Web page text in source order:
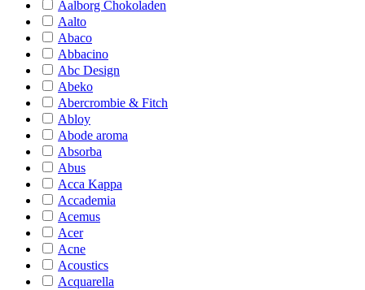
Aalborg Chokoladen
Aalto
Abaco
Abbacino
Abc Design
Abeko
Abercrombie & Fitch
Abloy
Abode aroma
Absorba
Abus
Acca Kappa
Accademia
Acemus
Acer
Acne
Acoustics
Acquarella